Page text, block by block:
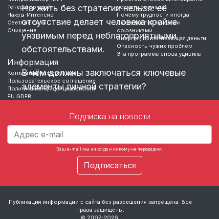
Но жить без стратегии нельзя: её
отсутствие делает человека крайне
уязвимым перед неблагоприятными
обстоятельствами.
В чём должны заключаться ключевые
элементы личной стратегии?
вы и дальше рассчитывать
исключительно на собственные силы
или, доверившись Полю, начнёте
Генератор идей
Чакры-Интенсив
Светлые силы
Очищение
усилить результат
Почему трудности иногда
оказываются лучшими
союзниками
Энергия, притягивающая деньги
Опасность чужих проблем
Эта программа снова удивила
Информация
Контактная информация
Пользовательское соглашение
Политика конфиденциальности
EU GDPR
Подписка на новости
Ваш e-mail мы никогда и никому не передадим.
Публикация информации с сайта без разрешения запрещена. Все
права защищены.
© 2007-2026.